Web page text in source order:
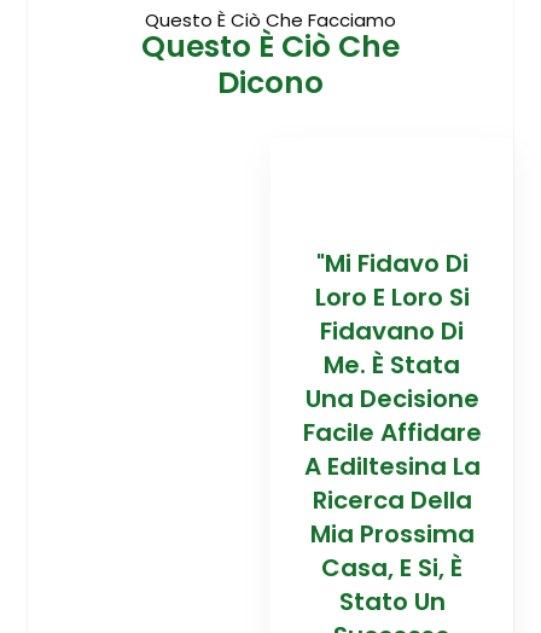
Questo È Ciò Che Facciamo
Questo È Ciò Che
Dicono
"Mi Fidavo Di
Loro E Loro Si
Fidavano Di
Me. È Stata
Una Decisione
Facile Affidare
A Ediltesina La
Ricerca Della
Mia Prossima
Casa, E Si, È
Stato Un